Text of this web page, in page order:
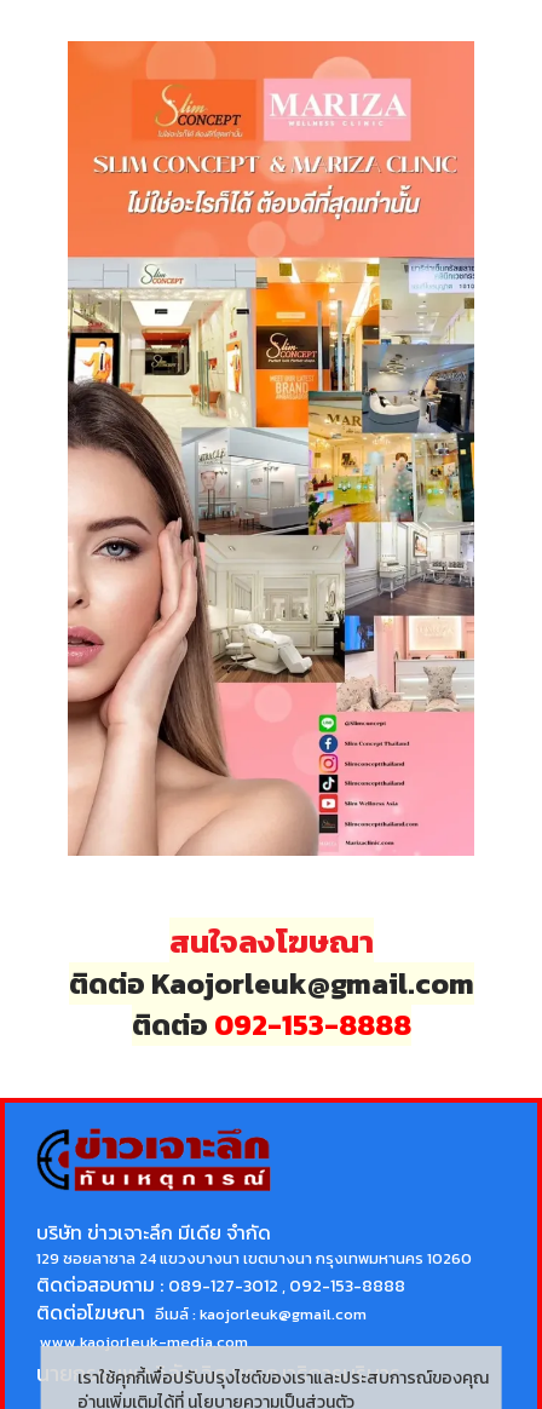
สนใจลงโฆษณา
ติดต่อ Kaojorleuk@gmail.com
ติดต่อ 092-153-8888
บริษัท ข่าวเจาะลึก มีเดีย จำกัด
129 ซอยลาซาล 24 แขวงบางนา เขตบางนา กรุงเทพมหานคร 10260
ติดต่อสอบถาม : 089-127-3012 , 092-153-8888
ติดต่อโฆษณา อีเมล์ :kaojorleuk@gmail.com
www.kaojorleuk-media.com
นายกรธนพล วิลัยเลิศบรรณาธิการบริหาร
เราใช้คุกกี้เพื่อปรับปรุงไซต์ของเราและประสบการณ์ของคุณ
อ่านเพิ่มเติมได้ที่ นโยบายความเป็นส่วนตัว